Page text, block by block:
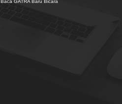
Baca GATRA Baru Bicara